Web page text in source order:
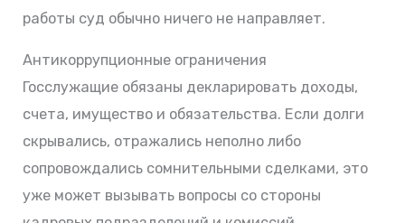
работы суд обычно ничего не направляет.
Антикоррупционные ограничения
Госслужащие обязаны декларировать доходы,
счета, имущество и обязательства. Если долги
скрывались, отражались неполно либо
сопровождались сомнительными сделками, это
уже может вызывать вопросы со стороны